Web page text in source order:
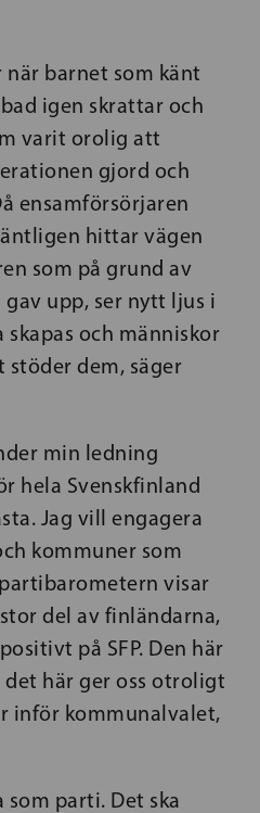
barnet som känt
igen skrattar och
varit orolig att
gjord och
ensamförsörjaren
hittar vägen
som på grund av
upp, ser nytt ljus i
och människor
dem, säger
min ledning
hela Svenskfinland
Jag vill engagera
kommuner som
visar
del av finländarna,
på SFP. Den här
det här ger oss otroligt
inför kommunalvalet,
som parti. Det ska